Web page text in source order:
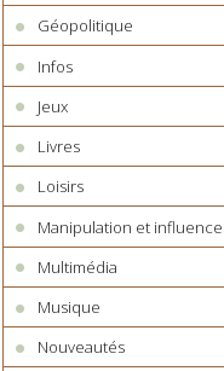
Géopolitique
Infos
Jeux
Livres
Loisirs
Manipulation et influence
Multimédia
Musique
Nouveautés